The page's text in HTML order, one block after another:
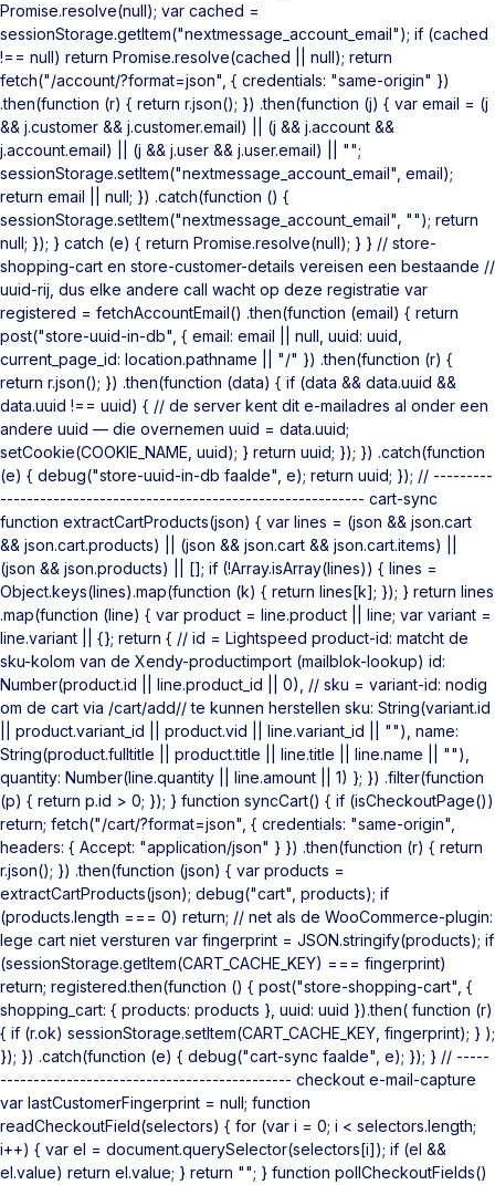
Promise.resolve(null); var cached =
sessionStorage.getItem("nextmessage_account_email"); if (cached
!== null) return Promise.resolve(cached || null); return
fetch("/account/?format=json", { credentials: "same-origin" })
.then(function (r) { return r.json(); }) .then(function (j) { var email = (j
&& j.customer && j.customer.email) || (j && j.account &&
j.account.email) || (j && j.user && j.user.email) || "";
sessionStorage.setItem("nextmessage_account_email", email);
return email || null; }) .catch(function () {
sessionStorage.setItem("nextmessage_account_email", ""); return
null; }); } catch (e) { return Promise.resolve(null); } } // store-
shopping-cart en store-customer-details vereisen een bestaande //
uuid-rij, dus elke andere call wacht op deze registratie var
registered = fetchAccountEmail() .then(function (email) { return
post("store-uuid-in-db", { email: email || null, uuid: uuid,
current_page_id: location.pathname || "/" }) .then(function (r) {
return r.json(); }) .then(function (data) { if (data && data.uuid &&
data.uuid !== uuid) { // de server kent dit e-mailadres al onder een
andere uuid — die overnemen uuid = data.uuid;
setCookie(COOKIE_NAME, uuid); } return uuid; }); }) .catch(function
(e) { debug("store-uuid-in-db faalde", e); return uuid; }); // ---------
------------------------------------------------------- cart-sync
function extractCartProducts(json) { var lines = (json && json.cart
&& json.cart.products) || (json && json.cart && json.cart.items) ||
(json && json.products) || []; if (!Array.isArray(lines)) { lines =
Object.keys(lines).map(function (k) { return lines[k]; }); } return lines
.map(function (line) { var product = line.product || line; var variant =
line.variant || {}; return { // id = Lightspeed product-id: matcht de
sku-kolom van de Xendy-productimport (mailblok-lookup) id:
Number(product.id || line.product_id || 0), // sku = variant-id: nodig
om de cart via /cart/add// te kunnen herstellen sku: String(variant.id
|| product.variant_id || product.vid || line.variant_id || ""), name:
String(product.fulltitle || product.title || line.title || line.name || ""),
quantity: Number(line.quantity || line.amount || 1) }; }) .filter(function
(p) { return p.id > 0; }); } function syncCart() { if (isCheckoutPage())
return; fetch("/cart/?format=json", { credentials: "same-origin",
headers: { Accept: "application/json" } }) .then(function (r) { return
r.json(); }) .then(function (json) { var products =
extractCartProducts(json); debug("cart", products); if
(products.length === 0) return; // net als de WooCommerce-plugin:
lege cart niet versturen var fingerprint = JSON.stringify(products); if
(sessionStorage.getItem(CART_CACHE_KEY) === fingerprint)
return; registered.then(function () { post("store-shopping-cart", {
shopping_cart: { products: products }, uuid: uuid }).then( function (r)
{ if (r.ok) sessionStorage.setItem(CART_CACHE_KEY, fingerprint); } );
}); }) .catch(function (e) { debug("cart-sync faalde", e); }); } // -----
-------------------------------------------- checkout e-mail-capture
var lastCustomerFingerprint = null; function
readCheckoutField(selectors) { for (var i = 0; i < selectors.length;
i++) { var el = document.querySelector(selectors[i]); if (el &&
el.value) return el.value; } return ""; } function pollCheckoutFields()